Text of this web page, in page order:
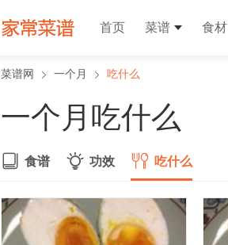
首页 菜谱 食材
菜谱网 一个月 吃什么
一个月吃什么
食谱 功效 吃什么